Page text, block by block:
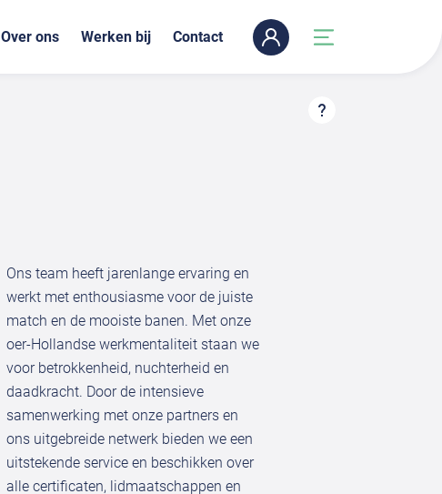
Over ons Werken bij Contact
Ons team heeft jarenlange ervaring en
werkt met enthousiasme voor de juiste
match en de mooiste banen. Met onze
oer-Hollandse werkmentaliteit staan we
voor betrokkenheid, nuchterheid en
daadkracht. Door de intensieve
samenwerking met onze partners en
ons uitgebreide netwerk bieden we een
uitstekende service en beschikken over
alle certificaten, lidmaatschappen en